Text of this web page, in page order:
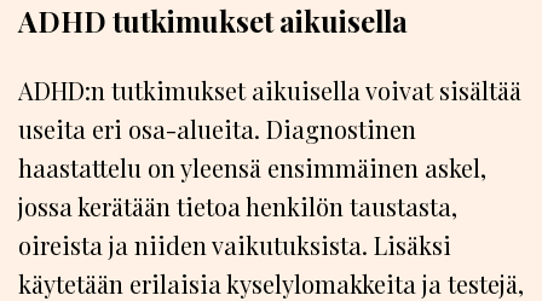
ADHD tutkimukset aikuisella
ADHD:n tutkimukset aikuisella voivat sisältää
useita eri osa-alueita. Diagnostinen
haastattelu on yleensä ensimmäinen askel,
jossa kerätään tietoa henkilön taustasta,
oireista ja niiden vaikutuksista. Lisäksi
käytetään erilaisia kyselylomakkeita ja testejä,